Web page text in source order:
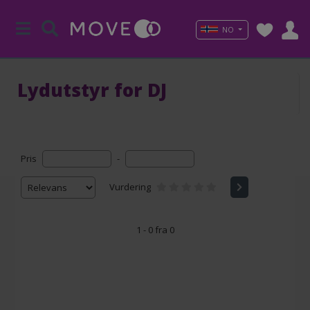
NO
Lydutstyr for DJ
Pris -
Vurdering
1 - 0 fra 0